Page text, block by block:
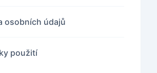
osobních údajů
použití